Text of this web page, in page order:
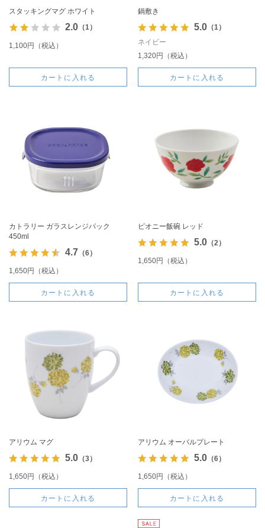
スタッキングマグ ホワイト
2.0（1）
1,100円（税込）
カートに入れる
鍋敷き
5.0（1）
ネイビー
1,320円（税込）
カートに入れる
カトラリー ガラスレンジパック
450ml
4.7 （6）
1,650円（税込）
カートに入れる
ピオニー飯碗 レッド
5.0（2）
1,650円（税込）
カートに入れる
アリウム マグ
5.0（3）
1,650円（税込）
カートに入れる
アリウム オーバルプレート
5.0（6）
1,650円（税込）
カートに入れる